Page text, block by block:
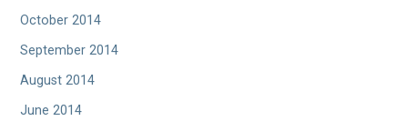
October 2014
September 2014
August 2014
June 2014